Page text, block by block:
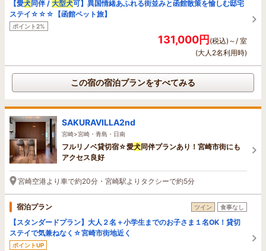
【愛犬同伴 / 大型犬可】異国情緒あふれる街並みと函館散策を愉しむ邸宅
ステイ☆☆☆【函館ペット旅】
ポイント2%
131,000円(税込)～/ 室
(大人2名利用時)
この宿の宿泊プランをすべてみる
SAKURAVILLA2nd
宮崎>宮崎・青島・日南
フルリノベ貸切宿☆愛犬同伴プランあり！宮崎市街にも
アクセス良好
宮崎空港より車で約20分・宮崎駅よりタクシーで約5分
宿泊プラン ツイン 食事なし
【スタンダードプラン】大人２名＋小学生までのお子さま１名OK！貸切
ステイで気兼ねなく☆宮崎市街地近く
ポイントUP